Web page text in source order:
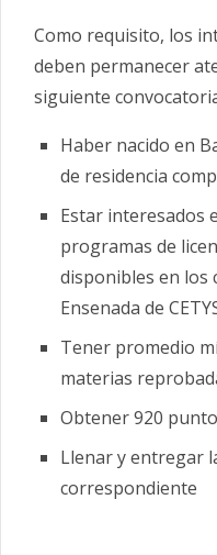
Como requisito, los
deben permanecer
siguiente
Haber nacido en
de residencia
Estar interesados
programas de
disponibles en los
Ensenada de
Tener promedio
materias
Obtener 920
Llenar y entregar
correspondiente